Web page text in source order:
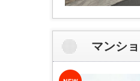
マンシ